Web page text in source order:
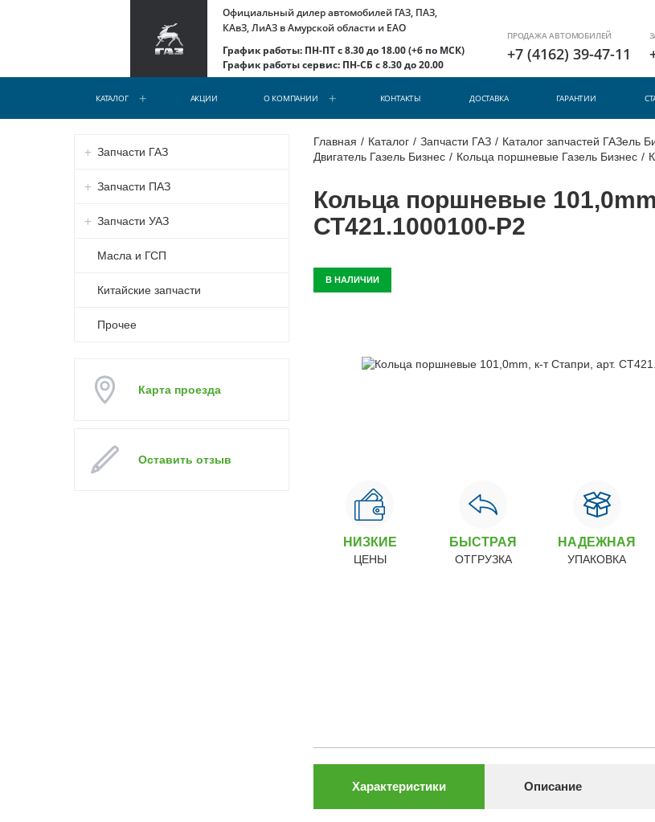
Официальный дилер автомобилей ГАЗ, ПАЗ,
КАвЗ, ЛиАЗ в Амурской области и ЕАО
График работы: ПН-ПТ с 8.30 до 18.00 (+6 по МСК)
График работы сервис: ПН-СБ с 8.30 до 20.00
ПРОДАЖА АВТОМОБИЛЕЙ
+7 (4162) 39-47-11
КАТАЛОГ АКЦИИ О КОМПАНИИ КОНТАКТЫ ДОСТАВКА ГАРАНТИИ
Главная / Каталог / Запчасти ГАЗ / Каталог запчастей ГАЗель
Двигатель Газель Бизнес / Кольца поршневые Газель Бизнес /
Кольца поршневые
СТ421.1000100-Р2
Запчасти ГАЗ
Запчасти ПАЗ
Запчасти УАЗ
Масла и ГСП
Китайские запчасти
Прочее
Карта проезда
Оставить отзыв
В НАЛИЧИИ
НИЗКИЕ
ЦЕНЫ
БЫСТРАЯ
ОТГРУЗКА
НАДЕЖНАЯ
УПАКОВКА
Характеристики Описание